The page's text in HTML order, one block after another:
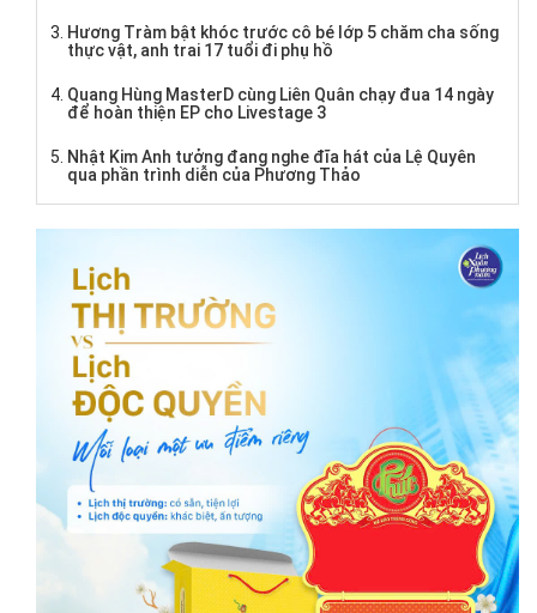
Hương Tràm bật khóc trước cô bé lớp 5 chăm cha sống
thực vật, anh trai 17 tuổi đi phụ hồ
Quang Hùng MasterD cùng Liên Quân chạy đua 14 ngày
để hoàn thiện EP cho Livestage 3
Nhật Kim Anh tưởng đang nghe đĩa hát của Lệ Quyên
qua phần trình diễn của Phương Thảo